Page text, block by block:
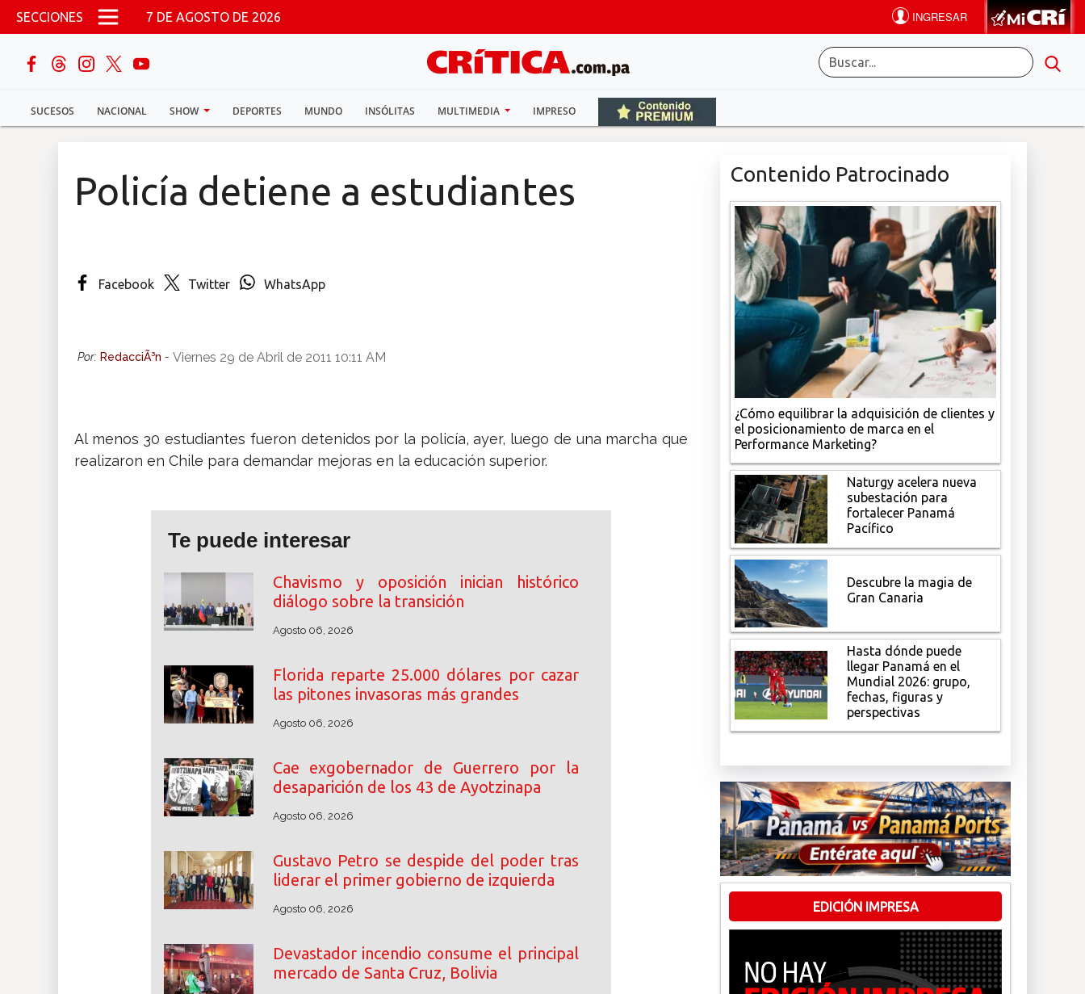
Pasar al contenido principal
SECCIONES 7 DE AGOSTO DE 2026
SUCESOS NACIONAL SHOW DEPORTES MUNDO INSÓLITAS MULTIMEDIA IMPRESO
buscar
Sucesos
Multimedia
Policía detiene a estudiantes
Facebook Twitter WhatsApp
Por: RedacciÃ³n - Viernes 29 de Abril de 2011 10:11 AM
Al menos 30 estudiantes fueron detenidos por la policía, ayer, luego de una marcha que
realizaron en Chile para demandar mejoras en la educación superior.
Te puede interesar
Chavismo y oposición inician histórico
diálogo sobre la transición
Agosto 06, 2026
Florida reparte 25.000 dólares por cazar
las pitones invasoras más grandes
Agosto 06, 2026
Cae exgobernador de Guerrero por la
desaparición de los 43 de Ayotzinapa
Agosto 06, 2026
Gustavo Petro se despide del poder tras
liderar el primer gobierno de izquierda
Agosto 06, 2026
Devastador incendio consume el principal
mercado de Santa Cruz, Bolivia
Contenido Patrocinado
¿Cómo equilibrar la adquisición de clientes y
el posicionamiento de marca en el
Performance Marketing?
Naturgy acelera nueva
subestación para
fortalecer Panamá
Pacífico
Descubre la magia de
Gran Canaria
Hasta dónde puede
llegar Panamá en el
Mundial 2026: grupo,
fechas, figuras y
perspectivas
EDICIÓN IMPRESA